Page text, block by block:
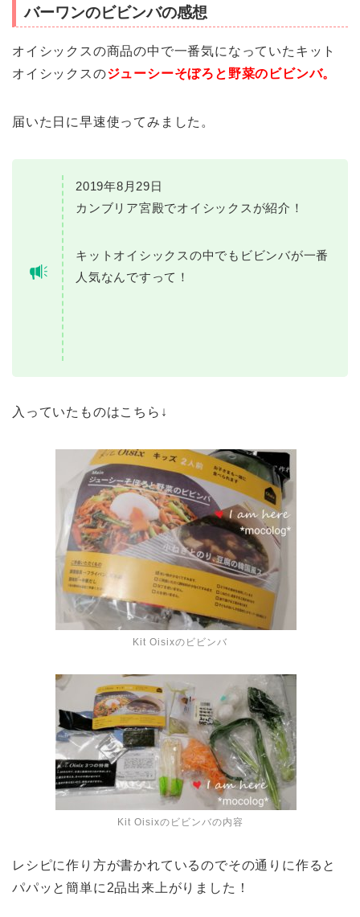
バーワンのビビンバの感想
オイシックスの商品の中で一番気になっていたキット
オイシックスのジューシーそぼろと野菜のビビンバ。
届いた日に早速使ってみました。
2019年8月29日
カンブリア宮殿でオイシックスが紹介！
キットオイシックスの中でもビビンバが一番
人気なんですって！
入っていたものはこちら↓
Kit Oisixのビビンバ
Kit Oisixのビビンバの内容
レシピに作り方が書かれているのでその通りに作ると
パパッと簡単に2品出来上がりました！